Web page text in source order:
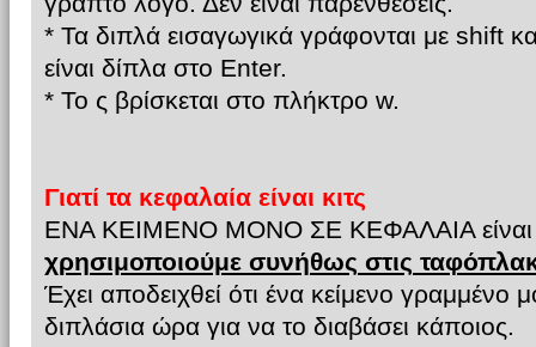
* Τα διπλά εισαγωγικά γράφονται με shift
είναι δίπλα στο Enter.
* Το ς βρίσκεται στο πλήκτρο w.
Γιατί τα κεφαλαία είναι κιτς
ΕΝΑ ΚΕΙΜΕΝΟ ΜΟΝΟ ΣΕ ΚΕΦΑΛΑΙΑ είναι
χρησιμοποιούμε συνήθως στις
Έχει αποδειχθεί ότι ένα κείμενο γραμμένο
διπλάσια ώρα για να το διαβάσει κάποιος.